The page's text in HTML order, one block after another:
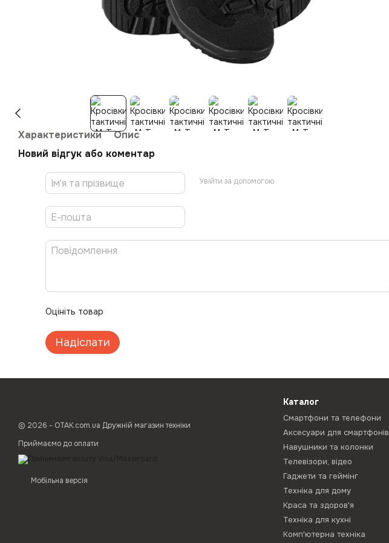
Характеристики
Опис
Новий відгук або коментар
Увійти за допомогою
Оцініть товар
Надіслати
© 2026 - ОТАК.com.ua Дружній магазин техніки
Приймаємо до оплати
Мобільна версія
Каталог
Смартфони та телефони
Аксесуари для смартфонів
Навушники та колонки
Телевізори, відео
Гаджети та геймінг
Техніка для дому
Краса та здоров'я
Техніка для кухні
Комп'ютерна техніка